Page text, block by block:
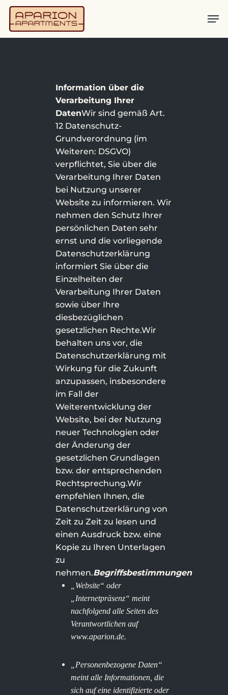
Information über die
Verarbeitung Ihrer
DatenWir sind gemäß Art.
12 Datenschutz-
Grundverordnung (im
Weiteren: DSGVO)
verpflichtet, Sie über die
Verarbeitung Ihrer Daten
bei Nutzung unserer
Website zu informieren. Wir
nehmen den Schutz Ihrer
persönlichen Daten sehr
ernst und die vorliegende
Datenschutzerklärung
informiert Sie über die
Einzelheiten der
Verarbeitung Ihrer Daten
sowie über Ihre
diesbezüglichen
gesetzlichen Rechte.Wir
behalten uns vor, die
Datenschutzerklärung mit
Wirkung für die Zukunft
anzupassen, insbesondere
im Fall der
Weiterentwicklung der
Website, bei der Nutzung
neuer Technologien oder
der Änderung der
gesetzlichen Grundlagen
bzw. der entsprechenden
Rechtsprechung.Wir
empfehlen Ihnen, die
Datenschutzerklärung von
Zeit zu Zeit zu lesen und
einen Ausdruck bzw. eine
Kopie zu Ihren Unterlagen
zu
nehmen.Begriffsbestimmungen
„Website“ oder
„Internetpräsenz“ meint
nachfolgend alle Seiten des
Verantwortlichen auf
www.aparion.de.
„Personenbezogene Daten“
meint alle Informationen, die
sich auf eine identifizierte oder